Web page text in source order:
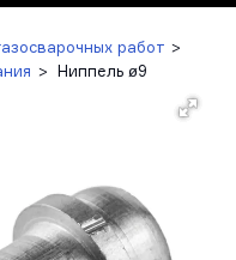
работ
Ниппель ø9